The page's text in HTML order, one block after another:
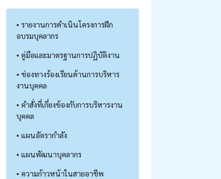
• รายงานการดำเนินโครงการฝึก
อบรมบุคลากร
• คู่มือและมาตรฐานการปฏิบัติงาน
• ช่องทางร้องเรียนด้านการบริหาร
งานบุคคล
• คำสั่งที่เกี่ยงข้องกับการบริหารงาน
บุคคล
• แผนอัตรากำลัง
• แผนพัฒนาบุคลากร
• ความก้าวหน้าในสายอาชีพ